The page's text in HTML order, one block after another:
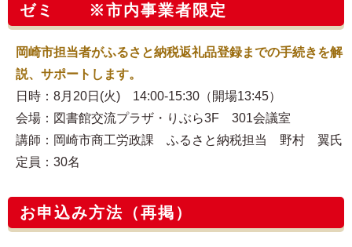
ゼミ ※市内事業者限定
岡崎市担当者がふるさと納税返礼品登録までの手続きを解
説、サポートします。
日時：8月20日(火) 14:00-15:30（開場13:45）
会場：図書館交流プラザ・りぶら3F 301会議室
講師：岡崎市商工労政課 ふるさと納税担当 野村 翼氏
定員：30名
お申込み方法（再掲）